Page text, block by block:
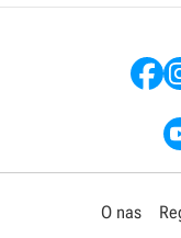
O nas